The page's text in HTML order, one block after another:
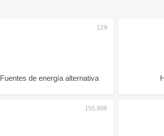
Fuentes de energía alternativa